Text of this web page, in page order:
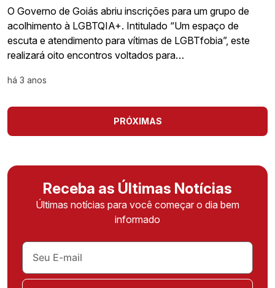
O Governo de Goiás abriu inscrições para um grupo de
acolhimento à LGBTQIA+. Intitulado “Um espaço de
escuta e atendimento para vítimas de LGBTfobia”, este
realizará oito encontros voltados para…
há 3 anos
PRÓXIMAS
Receba as Últimas Notícias
Últimas notícias para você começar o dia bem
informado